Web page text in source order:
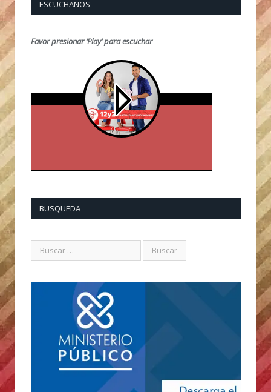
ESCUCHANOS
Favor presionar ‘Play’ para escuchar
BUSQUEDA